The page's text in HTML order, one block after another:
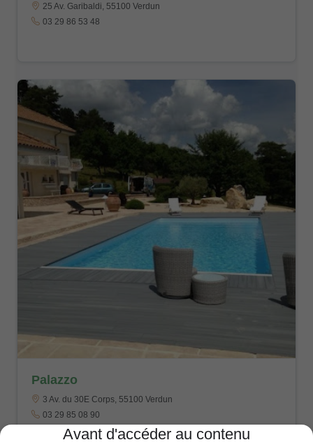
25 Av. Garibaldi, 55100 Verdun
03 29 86 53 48
Palazzo
3 Av. du 30E Corps, 55100 Verdun
03 29 85 08 90
Avant d'accéder au contenu